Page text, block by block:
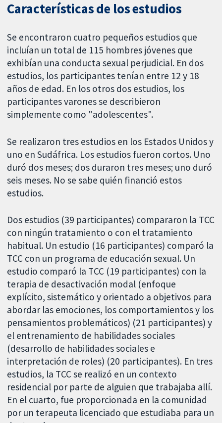
Características de los estudios
Se encontraron cuatro pequeños estudios que
incluían un total de 115 hombres jóvenes que
exhibían una conducta sexual perjudicial. En dos
estudios, los participantes tenían entre 12 y 18
años de edad. En los otros dos estudios, los
participantes varones se describieron
simplemente como "adolescentes".
Se realizaron tres estudios en los Estados Unidos y
uno en Sudáfrica. Los estudios fueron cortos. Uno
duró dos meses; dos duraron tres meses; uno duró
seis meses. No se sabe quién financió estos
estudios.
Dos estudios (39 participantes) compararon la TCC
con ningún tratamiento o con el tratamiento
habitual. Un estudio (16 participantes) comparó la
TCC con un programa de educación sexual. Un
estudio comparó la TCC (19 participantes) con la
terapia de desactivación modal (enfoque
explícito, sistemático y orientado a objetivos para
abordar las emociones, los comportamientos y los
pensamientos problemáticos) (21 participantes) y
el entrenamiento de habilidades sociales
(desarrollo de habilidades sociales e
interpretación de roles) (20 participantes). En tres
estudios, la TCC se realizó en un contexto
residencial por parte de alguien que trabajaba allí.
En el cuarto, fue proporcionada en la comunidad
por un terapeuta licenciado que estudiaba para un